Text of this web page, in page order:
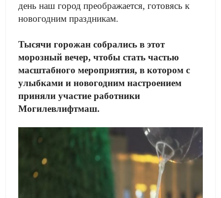
день наш город преображается, готовясь к
новогодним праздникам.
Тысячи горожан собрались в этот
морозный вечер, чтобы стать частью
масштабного мероприятия, в котором с
улыбками и новогодним настроением
приняли участие работники
Могилевлифтмаш.